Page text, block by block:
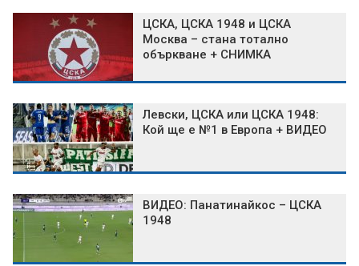
ЦСКА, ЦСКА 1948 и ЦСКА
Москва – стана тотално
объркване + СНИМКА
Левски, ЦСКА или ЦСКА 1948:
Кой ще е №1 в Европа + ВИДЕО
ВИДЕО: Панатинайкос – ЦСКА
1948